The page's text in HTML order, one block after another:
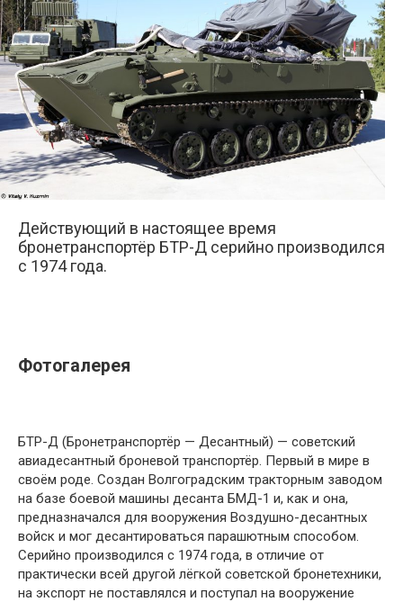
Действующий в настоящее время
бронетранспортёр БТР-Д серийно производился
с 1974 года.
Фотогалерея
БТР-Д (Бронетранспортёр — Десантный) — советский
авиадесантный броневой транспортёр. Первый в мире в
своём роде. Создан Волгоградским тракторным заводом
на базе боевой машины десанта БМД-1 и, как и она,
предназначался для вооружения Воздушно-десантных
войск и мог десантироваться парашютным способом.
Серийно производился с 1974 года, в отличие от
практически всей другой лёгкой советской бронетехники,
на экспорт не поставлялся и поступал на вооружение